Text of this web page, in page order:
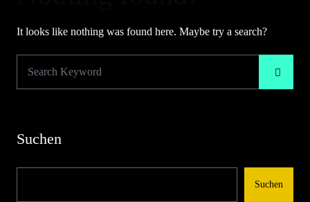
It looks like nothing was found here. Maybe try a search?
Suchen
Suchen